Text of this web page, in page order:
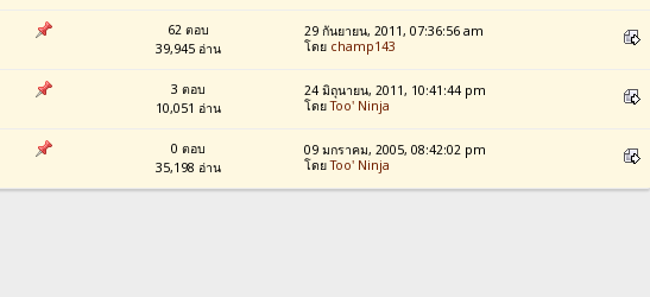
62 ตอบ
39,945 อ่าน
29 กันยายน, 2011, 07:36:56 am
โดย champ143
3 ตอบ
10,051 อ่าน
24 มิถุนายน, 2011, 10:41:44 pm
โดยToo' Ninja
0 ตอบ
35,198 อ่าน
09 มกราคม, 2005, 08:42:02 pm
โดยToo' Ninja